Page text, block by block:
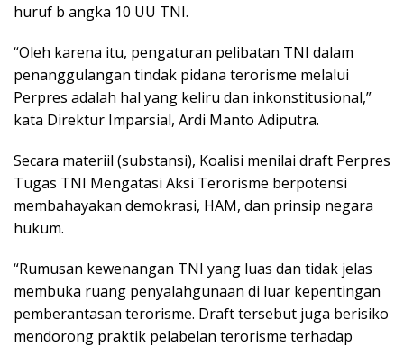
huruf b angka 10 UU TNI.
“Oleh karena itu, pengaturan pelibatan TNI dalam
penanggulangan tindak pidana terorisme melalui
Perpres adalah hal yang keliru dan inkonstitusional,”
kata Direktur Imparsial, Ardi Manto Adiputra.
Secara materiil (substansi), Koalisi menilai draft Perpres
Tugas TNI Mengatasi Aksi Terorisme berpotensi
membahayakan demokrasi, HAM, dan prinsip negara
hukum.
“Rumusan kewenangan TNI yang luas dan tidak jelas
membuka ruang penyalahgunaan di luar kepentingan
pemberantasan terorisme. Draft tersebut juga berisiko
mendorong praktik pelabelan terorisme terhadap